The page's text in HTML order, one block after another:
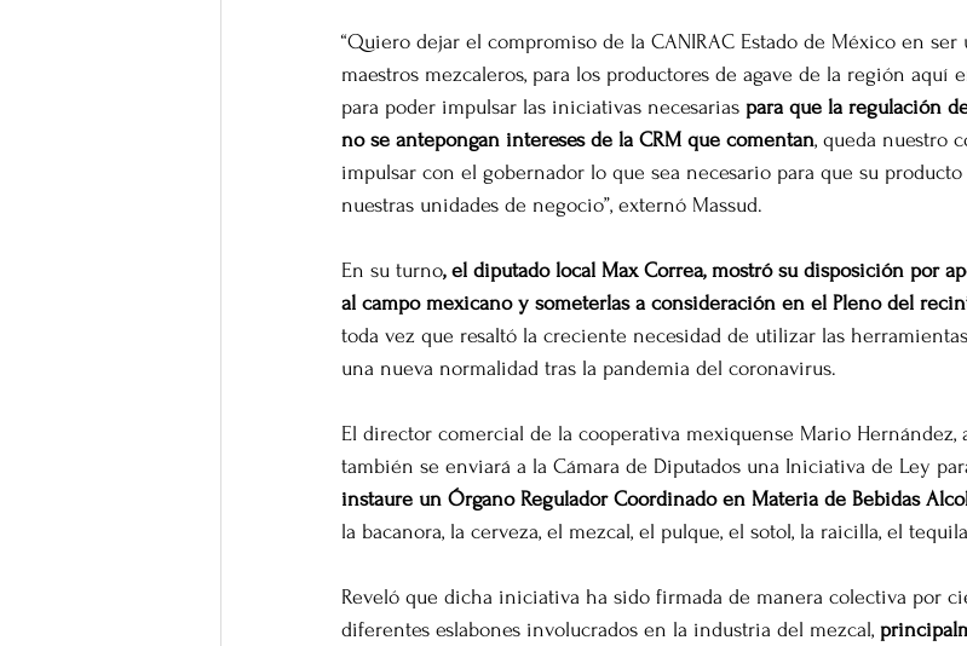
“Quiero dejar el compromiso de la CANIRAC Estado de México en
maestros mezcaleros, para los productores de agave de la región aquí
para poder impulsar las iniciativas necesarias para que la regulación
no se antepongan intereses de la CRM que comentan, queda nuestro
impulsar con el gobernador lo que sea necesario para que su
nuestras unidades de negocio”, externó Massud.
En su turno, el diputado local Max Correa, mostró su disposición por
al campo mexicano y someterlas a consideración en el Pleno del
toda vez que resaltó la creciente necesidad de utilizar las
una nueva normalidad tras la pandemia del coronavirus.
El director comercial de la cooperativa mexiquense Mario Hernández,
también se enviará a la Cámara de Diputados una Iniciativa de Ley
instaure un Órgano Regulador Coordinado en Materia de Bebidas
la bacanora, la cerveza, el mezcal, el pulque, el sotol, la raicilla, el
Reveló que dicha iniciativa ha sido firmada de manera colectiva por
diferentes eslabones involucrados en la industria del mezcal,